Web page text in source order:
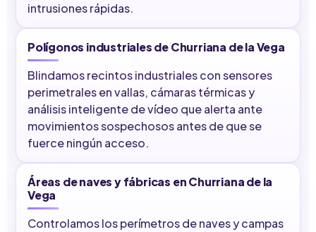
intrusiones rápidas.
Polígonos industriales de Churriana de la Vega
Blindamos recintos industriales con sensores
perimetrales en vallas, cámaras térmicas y
análisis inteligente de vídeo que alerta ante
movimientos sospechosos antes de que se
fuerce ningún acceso.
Áreas de naves y fábricas en Churriana de la
Vega
Controlamos los perímetros de naves y campas